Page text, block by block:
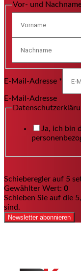
Vor- und
E-Mail-Adresse *
E-Mail-Adresse
Ja, ich bin
Schieberegler auf 5
Gewählter Wert: 0
Schieben Sie auf die
sind.
Newsletter abonnieren